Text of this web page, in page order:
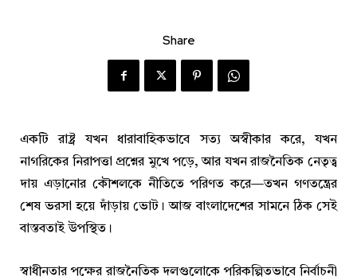
Share
একটি রাষ্ট্র যখন ধারাবাহিকভাবে সত্য অস্বীকার করে, যখন
নাগরিকের নিরাপত্তা প্রশ্নের মুখে পড়ে, আর যখন রাজনৈতিক নেতৃত্ব
দায় এড়ানোর কৌশলকে নীতিতে পরিণত করে—তখন গণতন্ত্রের
শেষ ভরসা হয়ে দাঁড়ায় ভোট। আজ বাংলাদেশের সামনে ঠিক সেই
বাস্তবতাই উপস্থিত।
স্বাধীনতার পক্ষের রাজনৈতিক দলগুলোকে পরিকল্পিতভাবে নির্বাচনী